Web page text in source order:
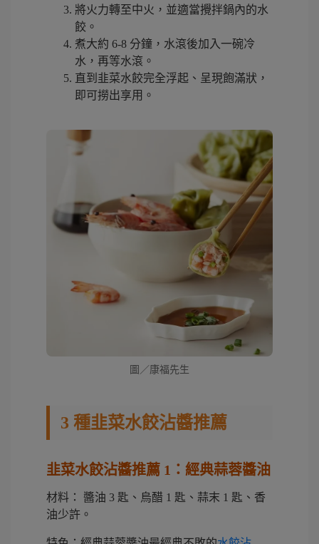
將火力轉至中火，並適當攪拌鍋內的水
餃。
煮大約 6-8 分鐘，水滾後加入一碗冷
水，再等水滾。
直到韭菜水餃完全浮起、呈現飽滿狀，
即可撈出享用。
圖／康福先生
3 種韭菜水餃沾醬推薦
韭菜水餃沾醬推薦 1：經典蒜蓉醬油
材料： 醬油 3 匙、烏醋 1 匙、蒜末 1 匙、香
油少許。